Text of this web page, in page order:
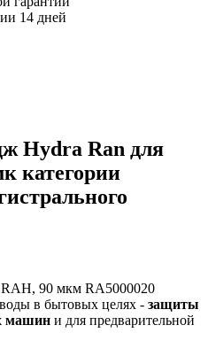
14 дней
Hydra Ran для
категории
90 мкм RA5000020
в бытовых целях - защиты
машин и для предварительной